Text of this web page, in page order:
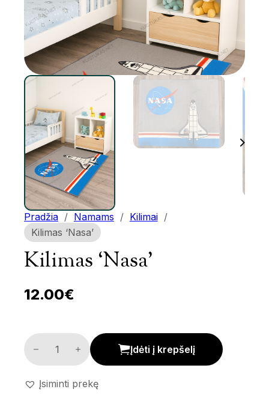
Pradžia / Namams / Kilimai /
Kilimas ‘Nasa’
Kilimas ‘Nasa’
12.00€
Kilimas 'Nasa' kiekis
Įdėti į krepšelį
Įsiminti prekę